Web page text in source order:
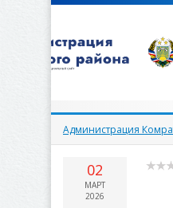
Администрация
02
МАРТ
2026